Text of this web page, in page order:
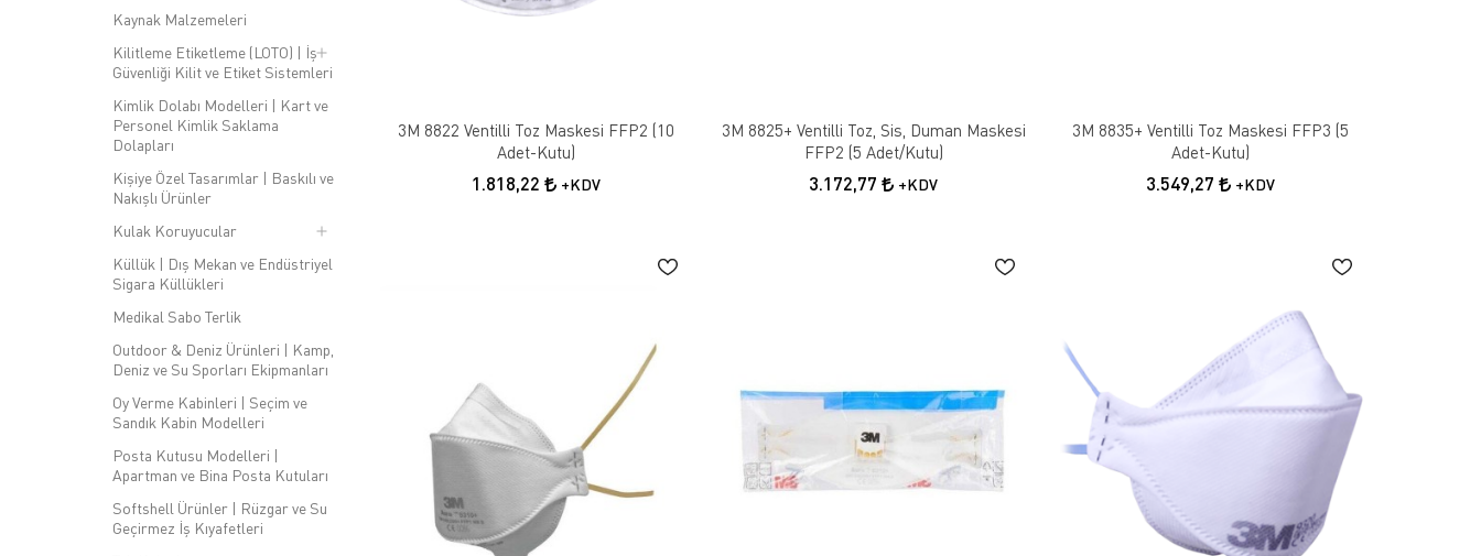
Kaynak Malzemeleri
Kilitleme Etiketleme (LOTO) | İş
Güvenliği Kilit ve Etiket Sistemleri
Kimlik Dolabı Modelleri | Kart ve
Personel Kimlik Saklama
Dolapları
Kişiye Özel Tasarımlar | Baskılı ve
Nakışlı Ürünler
Kulak Koruyucular
Küllük | Dış Mekan ve Endüstriyel
Sigara Küllükleri
Medikal Sabo Terlik
Outdoor & Deniz Ürünleri | Kamp,
Deniz ve Su Sporları Ekipmanları
Oy Verme Kabinleri | Seçim ve
Sandık Kabin Modelleri
Posta Kutusu Modelleri |
Apartman ve Bina Posta Kutuları
Softshell Ürünler | Rüzgar ve Su
Geçirmez İş Kıyafetleri
3M 8822 Ventilli Toz Maskesi FFP2 (10
Adet-Kutu)
1.818,22 +KDV
3M 8825+ Ventilli Toz, Sis, Duman Maskesi
FFP2 (5 Adet/Kutu)
3.172,77 +KDV
3M 8835+ Ventilli Toz Maskesi FFP3 (5
Adet-Kutu)
3.549,27 +KDV